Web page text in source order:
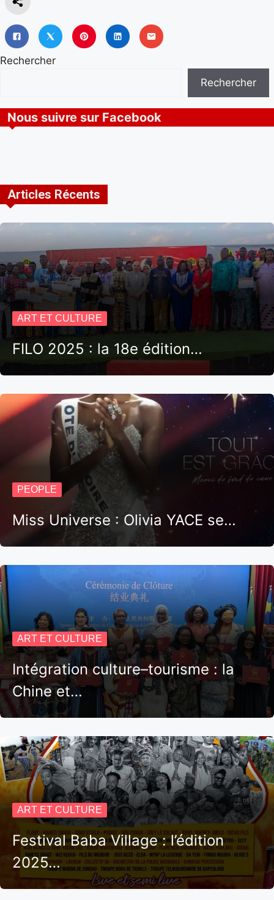
Rechercher
Rechercher
Nous suivre sur Facebook
Articles Récents
ART ET CULTURE
FILO 2025 : la 18e édition…
PEOPLE
Miss Universe : Olivia YACE se…
ART ET CULTURE
Intégration culture–tourisme : la
Chine et…
ART ET CULTURE
Festival Baba Village : l’édition
2025…